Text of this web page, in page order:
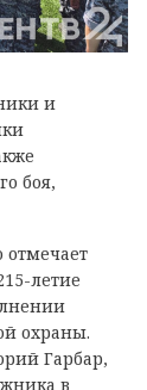
и
боя,
отмечает
летие
охраны.
Гарбар,
в